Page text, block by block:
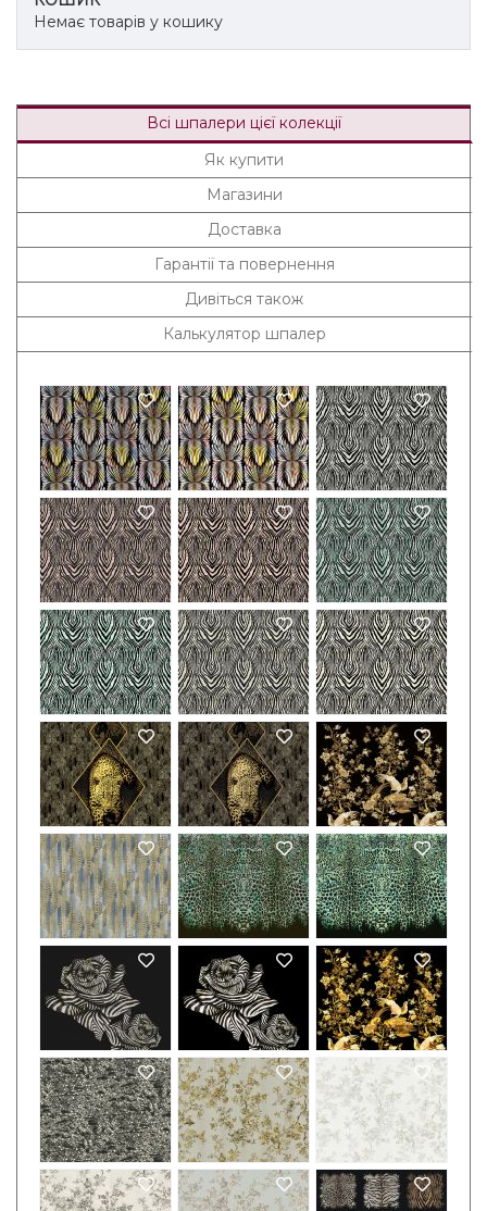
Немає товарів у кошику
Всі шпалери цієї колекції
Як купити
Магазини
Доставка
Гарантії та повернення
Дивіться також
Калькулятор шпалер